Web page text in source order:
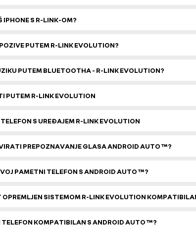
IPHONE S R-LINK-OM?
PUTEM R-LINK EVOLUTION?
PUTEM BLUETOOTHA - R-LINK EVOLUTION?
​​PUTEM R-LINK EVOLUTION
S UREĐAJEM R-LINK EVOLUTION
PREPOZNAVANJE GLASA ANDROID AUTO ™?
PAMETNI TELEFON S ANDROID AUTO ™?
OPREMLJEN SISTEMOM R-LINK EVOLUTION
TELEFON KOMPATIBILAN S ANDROID AUTO ™?